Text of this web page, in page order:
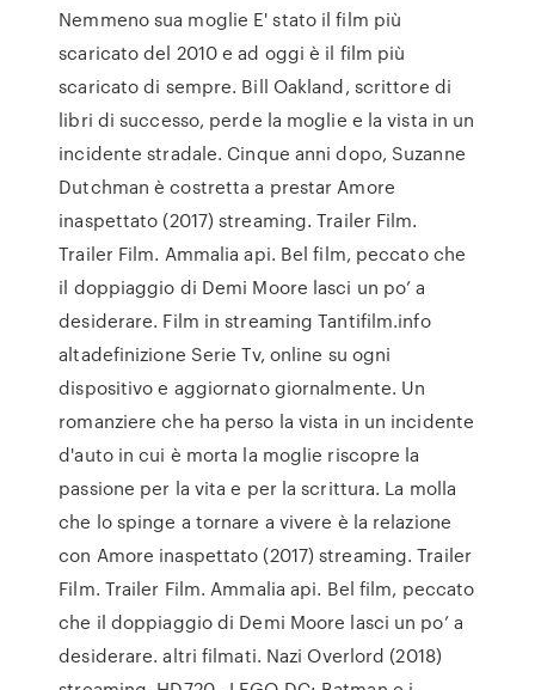
Nemmeno sua moglie E' stato il film più
scaricato del 2010 e ad oggi è il film più
scaricato di sempre. Bill Oakland, scrittore di
libri di successo, perde la moglie e la vista in un
incidente stradale. Cinque anni dopo, Suzanne
Dutchman è costretta a prestar Amore
inaspettato (2017) streaming. Trailer Film.
Trailer Film. Ammalia api. Bel film, peccato che
il doppiaggio di Demi Moore lasci un po’ a
desiderare. Film in streaming Tantifilm.info
altadefinizione Serie Tv, online su ogni
dispositivo e aggiornato giornalmente. Un
romanziere che ha perso la vista in un incidente
d'auto in cui è morta la moglie riscopre la
passione per la vita e per la scrittura. La molla
che lo spinge a tornare a vivere è la relazione
con Amore inaspettato (2017) streaming. Trailer
Film. Trailer Film. Ammalia api. Bel film, peccato
che il doppiaggio di Demi Moore lasci un po’ a
desiderare. altri filmati. Nazi Overlord (2018)